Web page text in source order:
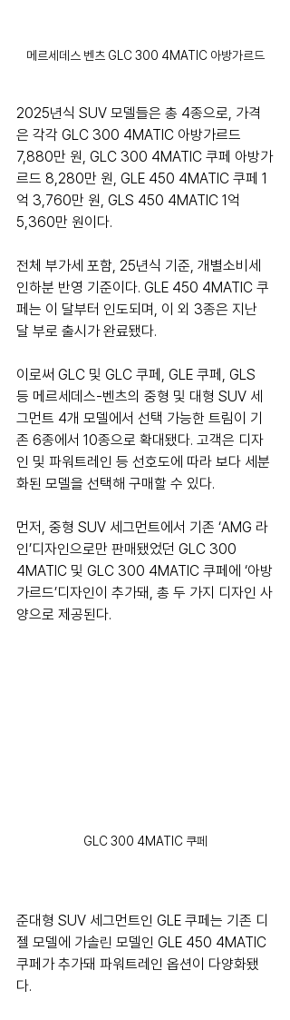
메르세데스 벤츠 GLC 300 4MATIC 아방가르드
2025년식 SUV 모델들은 총 4종으로, 가격
은 각각 GLC 300 4MATIC 아방가르드
7,880만 원, GLC 300 4MATIC 쿠페 아방가
르드 8,280만 원, GLE 450 4MATIC 쿠페 1
억 3,760만 원, GLS 450 4MATIC 1억
5,360만 원이다.
전체 부가세 포함, 25년식 기준, 개별소비세
인하분 반영 기준이다. GLE 450 4MATIC 쿠
페는 이 달부터 인도되며, 이 외 3종은 지난
달 부로 출시가 완료됐다.
이로써 GLC 및 GLC 쿠페, GLE 쿠페, GLS
등 메르세데스-벤츠의 중형 및 대형 SUV 세
그먼트 4개 모델에서 선택 가능한 트림이 기
존 6종에서 10종으로 확대됐다. 고객은 디자
인 및 파워트레인 등 선호도에 따라 보다 세분
화된 모델을 선택해 구매할 수 있다.
먼저, 중형 SUV 세그먼트에서 기존 ‘AMG 라
인’디자인으로만 판매됐었던 GLC 300
4MATIC 및 GLC 300 4MATIC 쿠페에 ‘아방
가르드’디자인이 추가돼, 총 두 가지 디자인 사
양으로 제공된다.
GLC 300 4MATIC 쿠페
준대형 SUV 세그먼트인 GLE 쿠페는 기존 디
젤 모델에 가솔린 모델인 GLE 450 4MATIC
쿠페가 추가돼 파워트레인 옵션이 다양화됐
다.